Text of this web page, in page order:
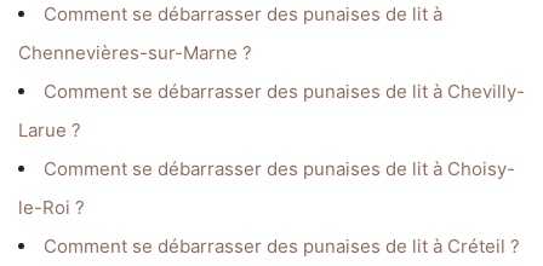
Comment se débarrasser des punaises de lit à
Chennevières-sur-Marne ?
Comment se débarrasser des punaises de lit à Chevilly-
Larue ?
Comment se débarrasser des punaises de lit à Choisy-
le-Roi ?
Comment se débarrasser des punaises de lit à Créteil ?